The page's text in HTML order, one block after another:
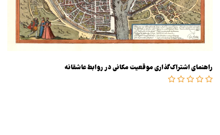
راهنمای اشتراک‌گذاری موقعیت مکانی در روابط عاشقانه